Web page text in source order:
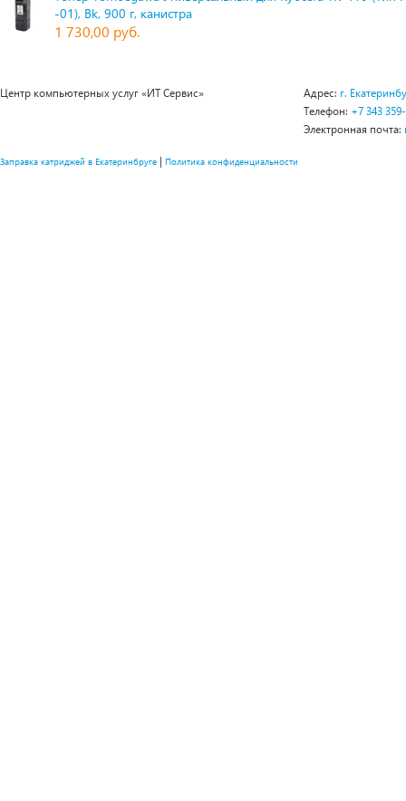
-01), Bk, 900 г, канистра
1 730,00 руб.
Центр компьютерных услуг «ИТ Сервис» Адрес: г.
Телефон: +7 343
Электронная почта:
Заправка катриджей в Екатеринбруге | Политика конфиденциальности